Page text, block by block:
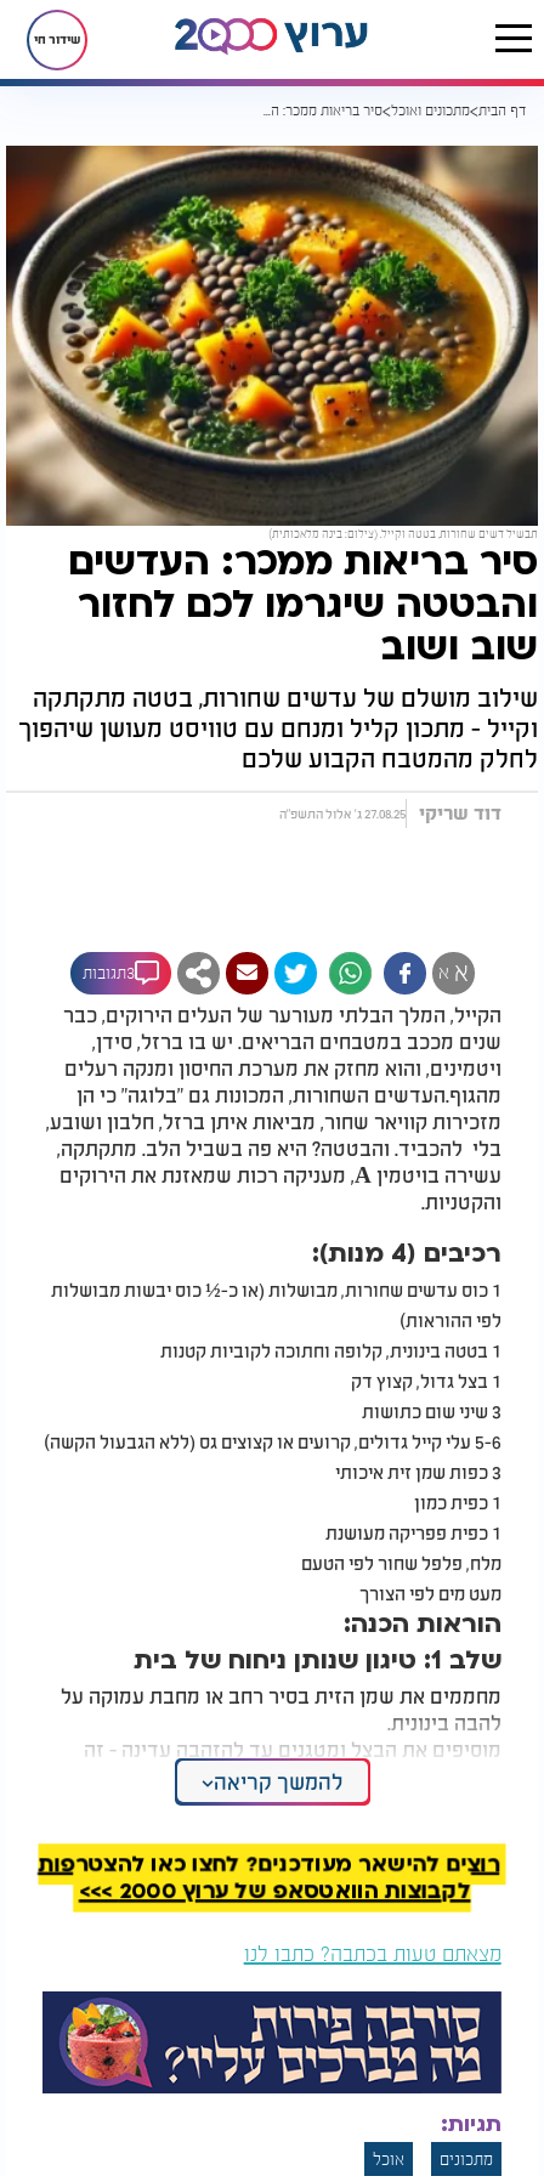
שידור חי
דף הבית מתכונים ואוכל סיר בריאות ממכר: העדשים והבטטה שיגרמו לכם לחזור שוב ושוב
תבשיל דשים שחורות, בטטה וקייל. (צילום: בינה מלאכותית)
סיר בריאות ממכר: העדשים
והבטטה שיגרמו לכם לחזור
שוב ושוב
שילוב מושלם של עדשים שחורות, בטטה מתקתקה
וקייל - מתכון קליל ומנחם עם טוויסט מעושן שיהפוך
לחלק מהמטבח הקבוע שלכם
דוד שריקי 27.08.25 ג' אלול התשפ"ה
א א 3תגובות
הקייל, המלך הבלתי מעורער של העלים הירוקים, כבר
שנים מככב במטבחים הבריאים. יש בו ברזל, סידן,
ויטמינים, והוא מחזק את מערכת החיסון ומנקה רעלים
מהגוף.העדשים השחורות, המכונות גם "בלוגה" כי הן
מזכירות קוויאר שחור, מביאות איתן ברזל, חלבון ושובע,
בלי להכביד. והבטטה? היא פה בשביל הלב. מתקתקה,
עשירה בויטמין A, מעניקה רכות שמאזנת את הירוקים
והקטניות.
רכיבים (4 מנות):
1 כוס עדשים שחורות, מבושלות (או כ-½ כוס יבשות מבושלות
לפי ההוראות)
1 בטטה בינונית, קלופה וחתוכה לקוביות קטנות
1 בצל גדול, קצוץ דק
3 שיני שום כתושות
5-6 עלי קייל גדולים, קרועים או קצוצים גס (ללא הגבעול הקשה)
3 כפות שמן זית איכותי
1 כפית כמון
1 כפית פפריקה מעושנת
מלח, פלפל שחור לפי הטעם
מעט מים לפי הצורך
הוראות הכנה:
שלב 1: טיגון שנותן ניחוח של בית
מחממים את שמן הזית בסיר רחב או מחבת עמוקה על
להבה בינונית.
מוסיפים את הבצל ומטגנים עד להזהבה עדינה - זה
הרגע שבו הבית מתמלא בריח של התחלה טובה.
מוסיפים את השום הכתוש ומערבבים בעדינות עוד
שלב 2: הבטטה נכנסת לתמונה
מוסיפים את קוביות הבטטה, מערבבים, ומטגנים קלות
כ-5 דקות, עד שהיא מתחילה להתרכך ומקבלת צבע
יפה.
שלב 3: תיבול עם נשמה
מוסיפים את הכמון והפפריקה המעושנת, מערבבים
היטב עד שהבטטה והשום נעטפים בצבע ובארומה
זה שלב שאני אוהבת לעצור רגע, להריח ולחייך - זו
ההזדמנות לתת לאוכל להתבשל גם עם האהבה שלנו.
להמשך קריאה
רוצים להישאר מעודכנים? לחצו כאן להצטרפות
לקבוצות הוואטסאפ של ערוץ 2000 >>>
מצאתם טעות בכתבה? כתבו לנו
תגיות:
מתכונים אוכל